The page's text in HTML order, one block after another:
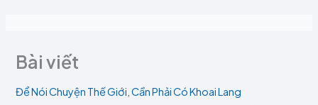
Bài viết
Để Nói Chuyện Thế Giới, Cần Phải Có Khoai Lang